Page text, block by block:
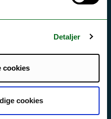
Detaljer
cookies
cookies